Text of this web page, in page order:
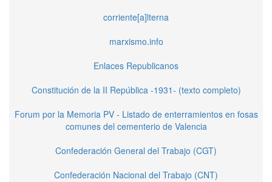
corriente[a]lterna
marxismo.info
Enlaces Republicanos
Constitución de la II República -1931- (texto completo)
Forum por la Memoria PV - Listado de enterramientos en fosas
comunes del cementerio de Valencia
Confederación General del Trabajo (CGT)
Confederación Nacional del Trabajo (CNT)